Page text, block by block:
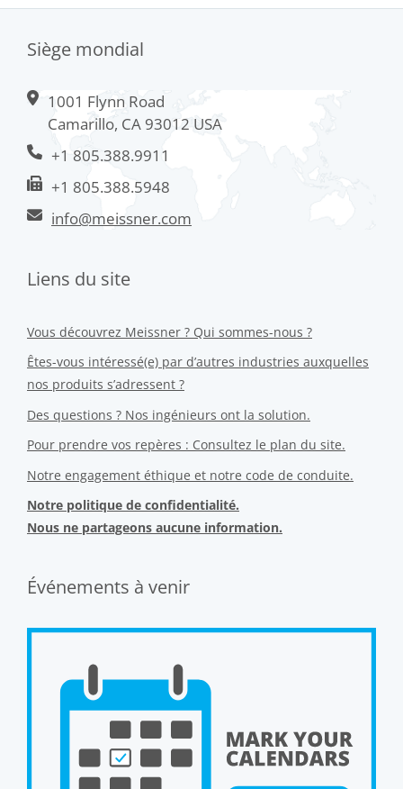
Siège mondial
1001 Flynn Road
Camarillo, CA 93012 USA
+1 805.388.9911
+1 805.388.5948
info@meissner.com
Liens du site
Vous découvrez Meissner ? Qui sommes-nous ?
Êtes-vous intéressé(e) par d’autres industries auxquelles
nos produits s’adressent ?
Des questions ? Nos ingénieurs ont la solution.
Pour prendre vos repères : Consultez le plan du site.
Notre engagement éthique et notre code de conduite.
Notre politique de confidentialité.
Nous ne partageons aucune information.
Événements à venir